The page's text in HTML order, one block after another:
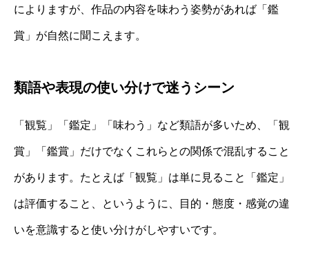
によりますが、作品の内容を味わう姿勢があれば「鑑
賞」が自然に聞こえます。
類語や表現の使い分けで迷うシーン
「観覧」「鑑定」「味わう」など類語が多いため、「観
賞」「鑑賞」だけでなくこれらとの関係で混乱すること
があります。たとえば「観覧」は単に見ること「鑑定」
は評価すること、というように、目的・態度・感覚の違
いを意識すると使い分けがしやすいです。